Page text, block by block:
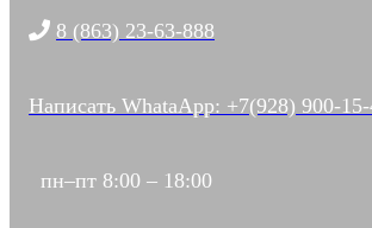
8 (863) 23-63-888
Написать WhataApp: +7(928) 900-
пн–пт 8:00 – 18:00